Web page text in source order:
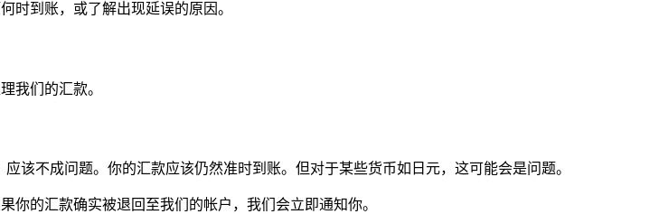
时到账，或了解出现延误的原因。
我们的汇款。
该不成问题。你的汇款应该仍然准时到账。但对于某些货币如日元，这可能会是问题。
你的汇款确实被退回至我们的帐户，我们会立即通知你。